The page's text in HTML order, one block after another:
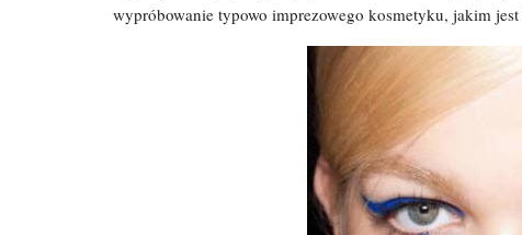
wypróbowanie typowo imprezowego kosmetyku, jakim jest